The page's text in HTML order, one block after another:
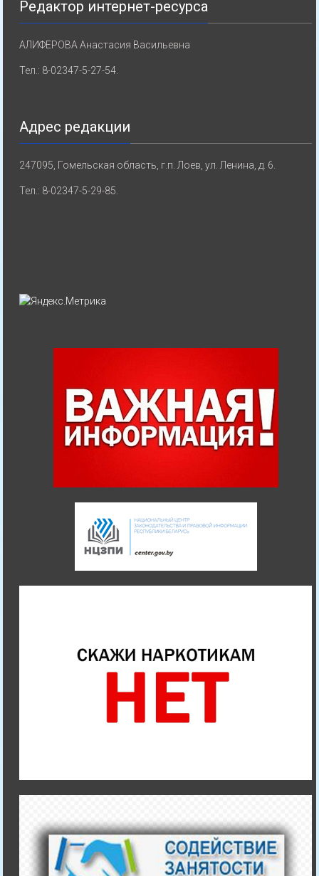
Редактор интернет-ресурса
АЛИФЕРОВА Анастасия Васильевна
Тел.: 8-02347-5-27-54.
Адрес редакции
247095, Гомельская область, г.п. Лоев, ул. Ленина, д. 6.
Тел.: 8-02347-5-29-85.